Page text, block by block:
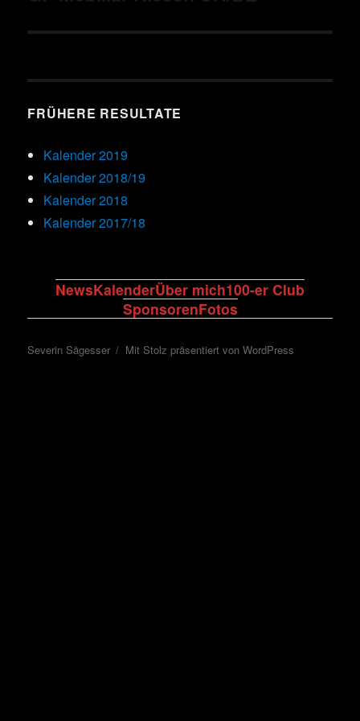
FRÜHERE RESULTATE
Kalender 2019
Kalender 2018/19
Kalender 2018
Kalender 2017/18
NewsKalenderÜber mich100-er Club
SponsorenFotos
Severin Sägesser Mit Stolz präsentiert von WordPress